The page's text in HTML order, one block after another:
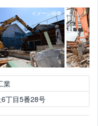
業
丁目5番28号